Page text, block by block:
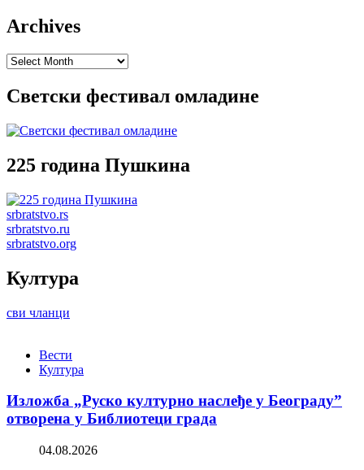
Archives
Archives
Светски фестивал омладине
225 година Пушкина
srbratstvo.rs
srbratstvo.ru
srbratstvo.org
Култура
сви чланци
Вести
Култура
Изложба „Руско културно наслеђе у Београду”
отворена у Библиотеци града
04.08.2026